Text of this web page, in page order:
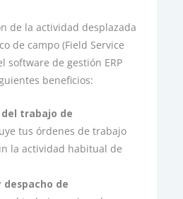
de la actividad desplazada
de campo (Field Service
software de gestión ERP
beneficios:
trabajo de
tus órdenes de trabajo
la actividad habitual de
despacho de